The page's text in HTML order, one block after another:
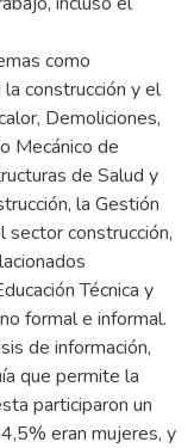
como
construcción y el
Demoliciones,
Mecánico de
de Salud y
la Gestión
sector construcción,
Técnica y
formal e informal.
de información,
que permite la
participaron un
eran mujeres, y